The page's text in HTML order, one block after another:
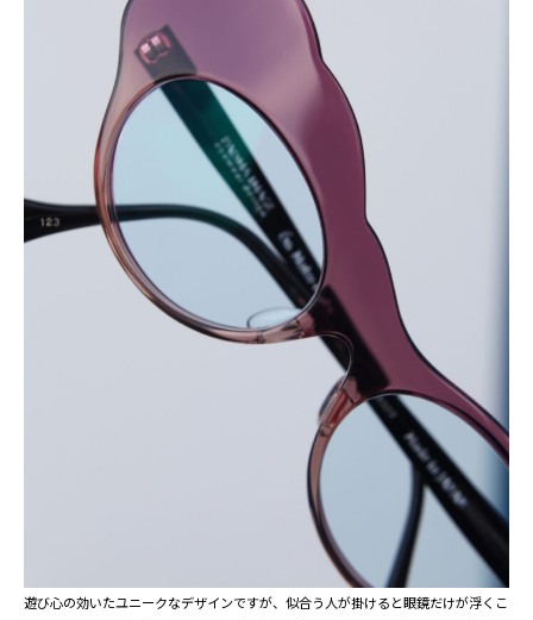
遊び心の効いたユニークなデザインですが、似合う人が掛けると眼鏡だけが浮くこ